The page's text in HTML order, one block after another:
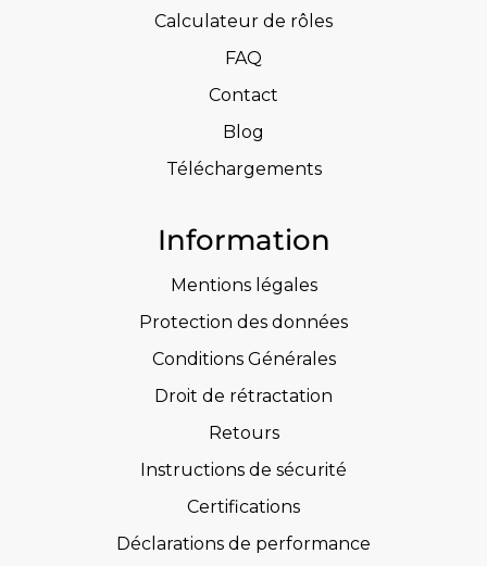
Calculateur de rôles
FAQ
Contact
Blog
Téléchargements
Information
Mentions légales
Protection des données
Conditions Générales
Droit de rétractation
Retours
Instructions de sécurité
Certifications
Déclarations de performance